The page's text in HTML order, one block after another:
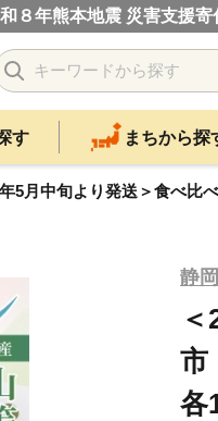
８年熊本地震 災害支援寄
す まちから探
5月中旬より発送＞食べ比
静
市
各